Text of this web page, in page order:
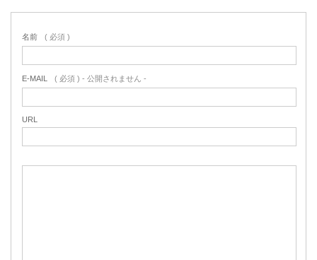
名前 ( 必須 )
E-MAIL ( 必須 ) - 公開されません -
URL